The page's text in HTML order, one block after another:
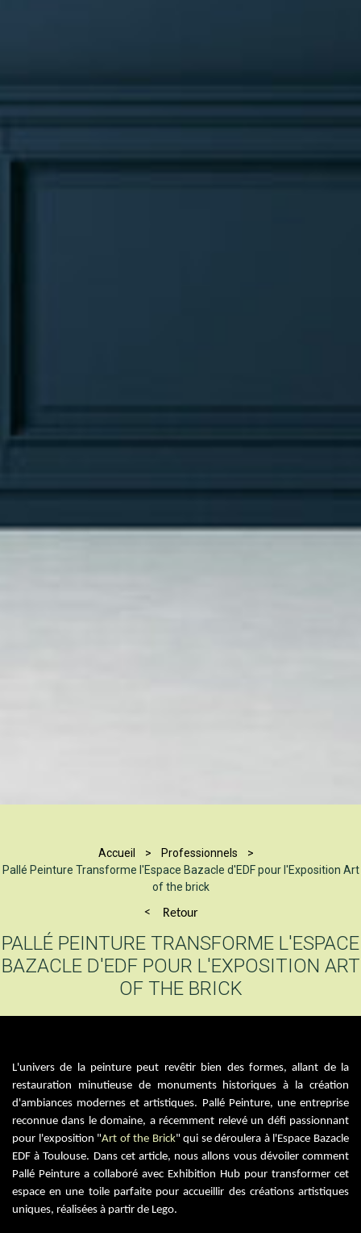
Accueil
Professionnels
Pallé Peinture Transforme l'Espace Bazacle d'EDF pour l'Exposition Art
of the brick
Retour
PALLÉ PEINTURE TRANSFORME L'ESPACE
BAZACLE D'EDF POUR L'EXPOSITION ART
OF THE BRICK
L'univers de la peinture peut revêtir bien des formes, allant de la
restauration minutieuse de monuments historiques à la création
d'ambiances modernes et artistiques. Pallé Peinture, une entreprise
reconnue dans le domaine, a récemment relevé un défi passionnant
pour l'exposition "Art of the Brick" qui se déroulera à l'Espace Bazacle
EDF à Toulouse. Dans cet article, nous allons vous dévoiler comment
Pallé Peinture a collaboré avec Exhibition Hub pour transformer cet
espace en une toile parfaite pour accueillir des créations artistiques
uniques, réalisées à partir de Lego.